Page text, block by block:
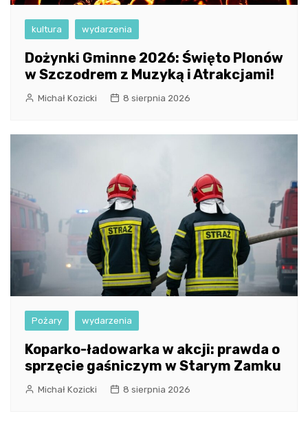
kultura wydarzenia
Dożynki Gminne 2026: Święto Plonów
w Szczodrem z Muzyką i Atrakcjami!
Michał Kozicki 8 sierpnia 2026
Pożary wydarzenia
Koparko-ładowarka w akcji: prawda o
sprzęcie gaśniczym w Starym Zamku
Michał Kozicki 8 sierpnia 2026